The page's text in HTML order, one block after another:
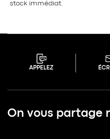
stock immédiat.
APPELEZ
On vous partage